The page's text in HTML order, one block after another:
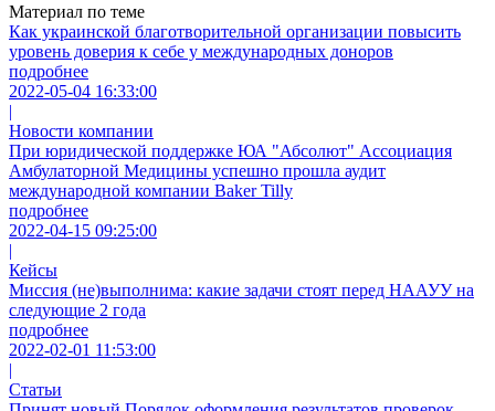
Материал по теме
Как украинской благотворительной организации повысить
уровень доверия к себе у международных доноров
подробнее
2022-05-04 16:33:00
|
Новости компании
При юридической поддержке ЮА "Абсолют" Ассоциация
Амбулаторной Медицины успешно прошла аудит
международной компании Baker Tilly
подробнее
2022-04-15 09:25:00
|
Кейсы
Миссия (не)выполнима: какие задачи стоят перед НААУУ на
следующие 2 года
подробнее
2022-02-01 11:53:00
|
Статьи